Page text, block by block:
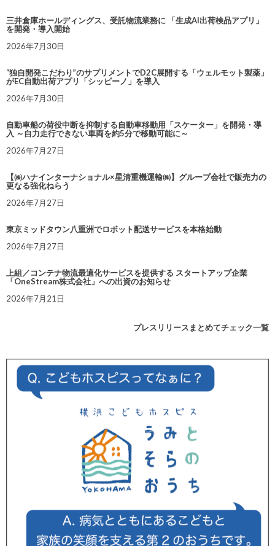
三井倉庫ホールディングス、受託物流業務に 「生成AI出荷検品アプリ」
を開発・導入開始
2026年7月30日
“独自開発こだわり”のサプリメントでD2C展開する「ウェルモット製薬」
がEC自動出荷アプリ「シッピーノ」を導入
2026年7月30日
自動車船の荷役中断を抑制する自動車移動用「スケーター」を開発・導
入 ～自力走行できない車両を約5分で移動可能に～
2026年7月27日
【㈱ハナインターナショナル×星清重機運輸㈱】グループ会社で販売力の
更なる強化ねらう
2026年7月27日
東京ミッドタウン八重洲でロボット配送サービスを本格始動
2026年7月27日
上組／コンテナ物流最適化サービスを提供する スタートアップ企業
「OneStream株式会社」への出資のお知らせ
2026年7月21日
プレスリリースまとめてチェック一覧